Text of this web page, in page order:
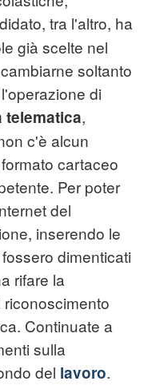
tra l'altro, ha
già scelte nel
soltanto
di
telematica,
c'è alcun
cartaceo
Per poter
del
inserendo le
dimenticati
rifare la
Continuate a
sulla
del lavoro.